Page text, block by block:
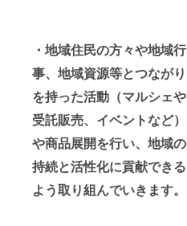
・地域住民の方々や地域行
事、地域資源等とつながり
を持った活動（マルシェや
受託販売、イベントなど）
や商品展開を行い、地域の
持続と活性化に貢献できる
よう取り組んでいきます。